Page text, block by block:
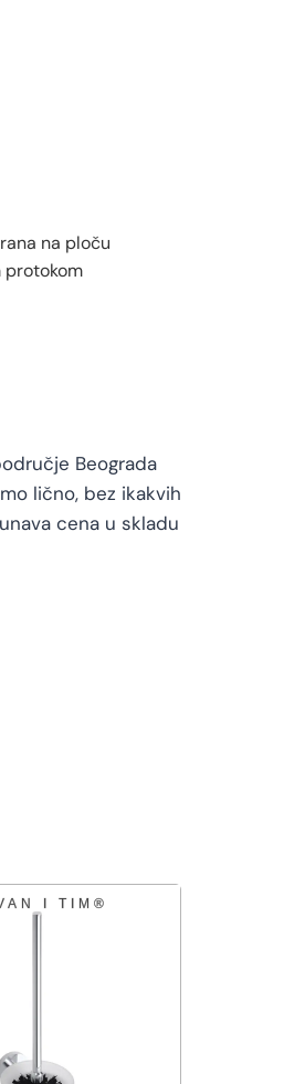
na ploču
protokom
Beograda
lično, bez ikakvih
cena u skladu